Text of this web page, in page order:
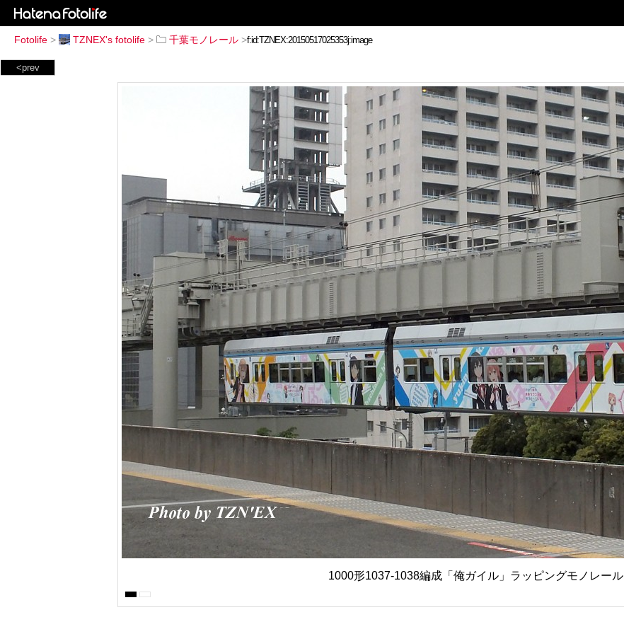
Fotolife > TZNEX's fotolife > 千葉モノレール >
<prev
1000形1037-1038編成「俺ガイル」ラッピングモノレール